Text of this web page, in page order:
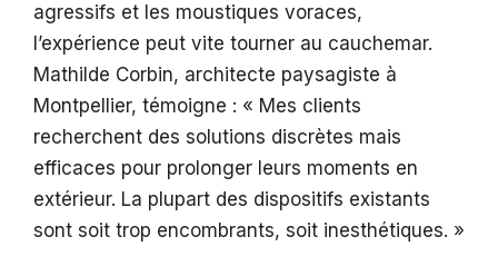
agressifs et les moustiques voraces,
l’expérience peut vite tourner au cauchemar.
Mathilde Corbin, architecte paysagiste à
Montpellier, témoigne : « Mes clients
recherchent des solutions discrètes mais
efficaces pour prolonger leurs moments en
extérieur. La plupart des dispositifs existants
sont soit trop encombrants, soit inesthétiques. »